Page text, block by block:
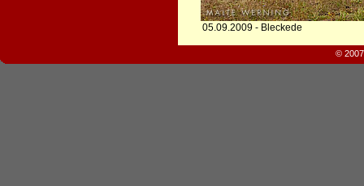
05.09.2009 - Bleckede
©